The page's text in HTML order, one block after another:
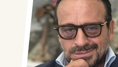
Facebook
Instagram
Youtube
TikTok